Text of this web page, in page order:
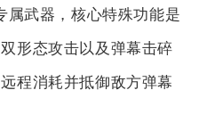
属武器，核心特殊功能是
形态攻击以及弹幕击碎
程消耗并抵御敌方弹幕